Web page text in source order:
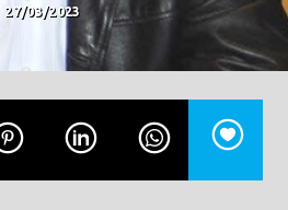
27/03/2023